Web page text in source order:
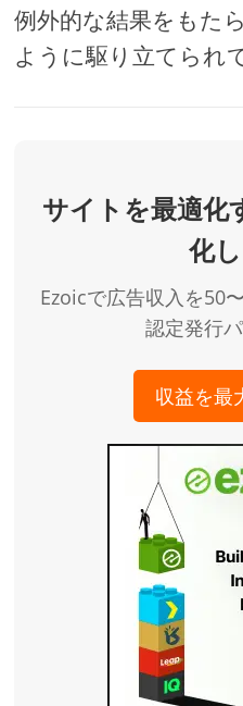
例外的な結果をもた
ように駆り立てられ
サイトを最適化
化
Ezoicで広告収入を50
認定発行パ
収益を最